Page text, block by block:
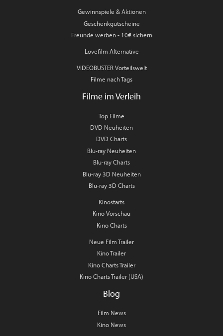
Gewinnspiele & Aktionen
Geschenkgutscheine
Freunde werben - 10€ sichern
Lovefilm Alternative
VIDEOBUSTER Vorteilswelt
Filme nach Tags
Filme im Verleih
Top Filme
DVD Neuheiten
DVD Charts
Blu-ray Neuheiten
Blu-ray Charts
Blu-ray 3D Neuheiten
Blu-ray 3D Charts
Kinostarts
Kino Vorschau
Kino Charts
Neue Film Trailer
Kino Trailer
Kino Charts Trailer
Kino Charts Trailer (USA)
Blog
Film News
Kino News